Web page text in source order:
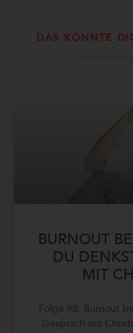
DAS KÖNNTE
BURNOUT
DU
MIT
Folge 98: Burnout
Gespräch mit